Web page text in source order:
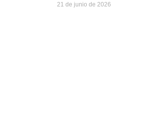
21 de junio de 2026